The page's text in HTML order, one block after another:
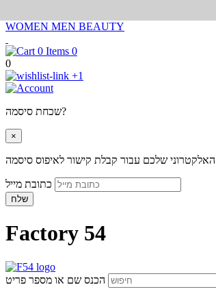
WOMEN MEN BEAUTY
0
0
+1
שכחת סיסמה?
×
שלכם עבור קבלת קישור לאיפוס סיסמה
שלח
Factory 54
הכנס שם או מספר פריט